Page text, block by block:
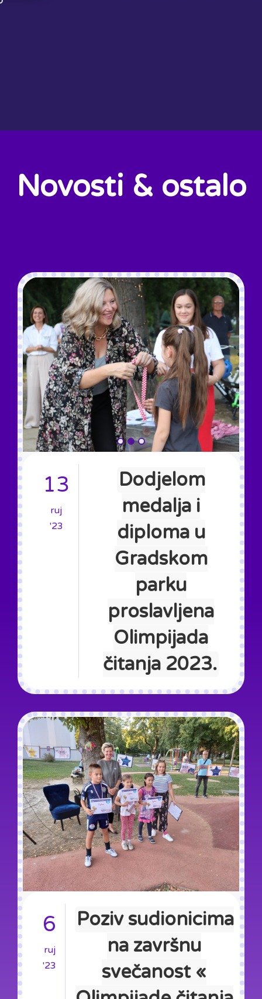
Novosti & ostalo
13
ruj
'23
Dodjelom
medalja i
diploma u
Gradskom
parku
proslavljena
Olimpijada
čitanja 2023.
6
ruj
'23
Poziv sudionicima
na završnu
svečanost «